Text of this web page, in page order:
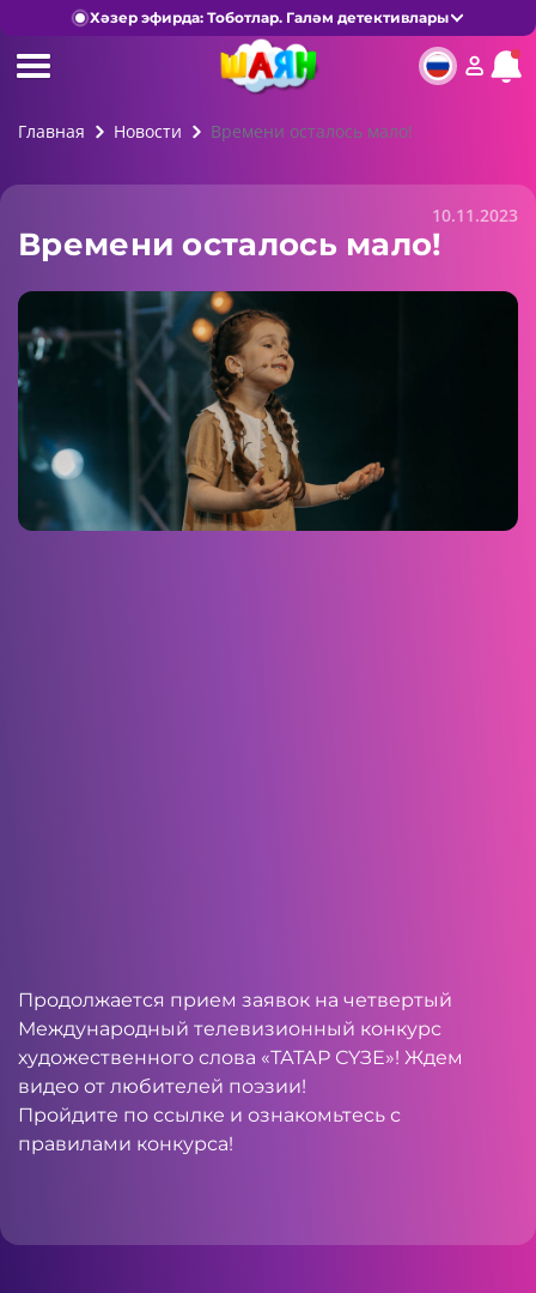
Хәзер эфирда: Тоботлар. Галәм детективлары
Главная Новости Времени осталось мало!
10.11.2023
Времени осталось мало!
Продолжается прием заявок на четвертый
Международный телевизионный конкурс
художественного слова «ТАТАР СҮЗЕ»! Ждем
видео от любителей поэзии!
Пройдите по ссылке и ознакомьтесь с
правилами конкурса!